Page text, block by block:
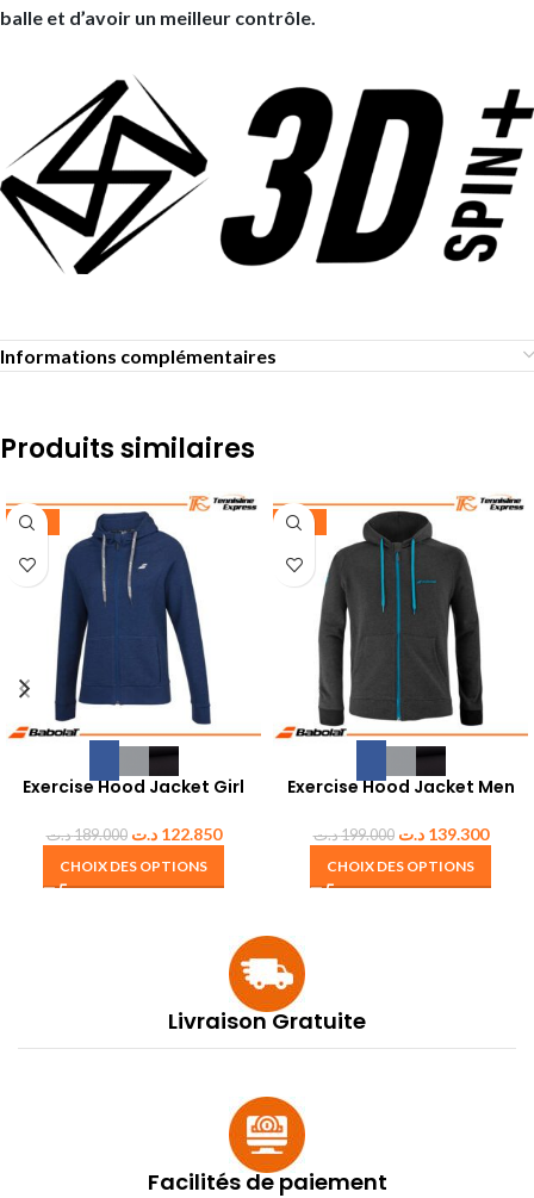
balle et d’avoir un meilleur contrôle.
Informations complémentaires
Produits similaires
-35%
Exercise Hood Jacket Girl
189.000د.ت 122.850 د.ت
CHOIX DES OPTIONS
-30%
Exercise Hood Jacket Men
199.000د.ت 139.300 د.ت
CHOIX DES OPTIONS
Livraison Gratuite
Facilités de paiement